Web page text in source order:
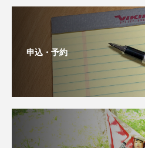
申込・予約